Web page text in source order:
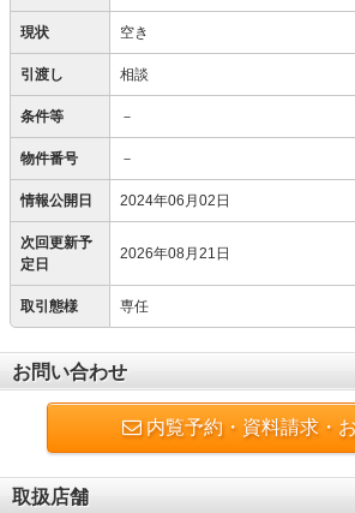
現状 空き
引渡し 相談
条件等 －
物件番号 －
情報公開日 2024年06月02日
次回更新予
定日
2026年08月21日
取引態様 専任
お問い合わせ
内覧予約・資料請求・
取扱店舗